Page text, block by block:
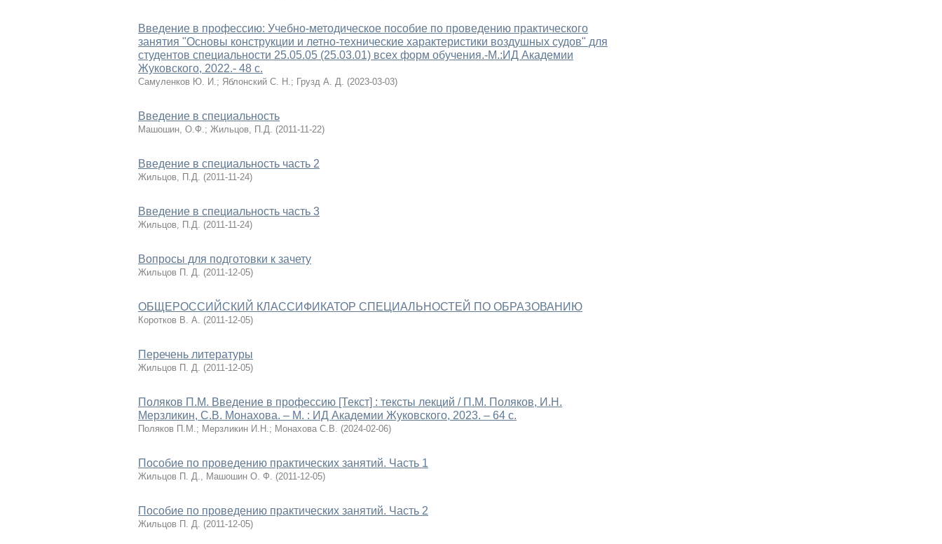
Введение в профессию: Учебно-методическое пособие по проведению практического
занятия "Основы конструкции и летно-технические характеристики воздушных судов" для
студентов специальности 25.05.05 (25.03.01) всех форм обучения.-М.:ИД Академии
Жуковского, 2022.- 48 с.
Самуленков Ю. И.; Яблонский С. Н.; Грузд А. Д. (2023-03-03)
Введение в специальность
Машошин, О.Ф.; Жильцов, П.Д. (2011-11-22)
Введение в специальность часть 2
Жильцов, П.Д. (2011-11-24)
Введение в специальность часть 3
Жильцов, П.Д. (2011-11-24)
Вопросы для подготовки к зачету
Жильцов П. Д. (2011-12-05)
ОБЩЕРОССИЙСКИЙ КЛАССИФИКАТОР СПЕЦИАЛЬНОСТЕЙ ПО ОБРАЗОВАНИЮ
Коротков В. А. (2011-12-05)
Перечень литературы
Жильцов П. Д. (2011-12-05)
Поляков П.М. Введение в профессию [Текст] : тексты лекций / П.М. Поляков, И.Н.
Мерзликин, С.В. Монахова. – М. : ИД Академии Жуковского, 2023. – 64 с.
Поляков П.М.; Мерзликин И.Н.; Монахова С.В. (2024-02-06)
Пособие по проведению практических занятий. Часть 1
Жильцов П. Д., Машошин О. Ф. (2011-12-05)
Пособие по проведению практических занятий. Часть 2
Жильцов П. Д. (2011-12-05)